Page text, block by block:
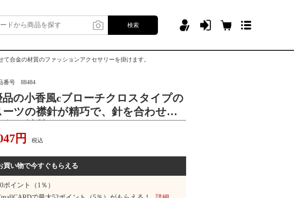
検索
合金の材質のファッションアクセサリーを掛けます。
番号 88484
品の小香風cブローチクロスタイプの
ーツの襟針が精巧で、針を合わせて
を掛けます。
円 税込
買い物で今すぐもらえる
ポイント（1％）